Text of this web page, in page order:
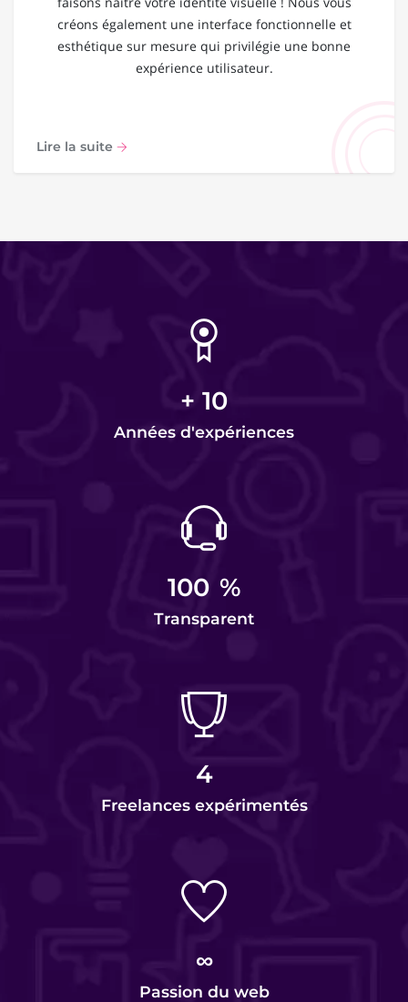
créons également une interface fonctionnelle et
esthétique sur mesure qui privilégie une bonne
expérience utilisateur.
Lire la suite
+ 10
Années d'expériences
100 %
Transparent
4
Freelances expérimentés
∞
Passion du web